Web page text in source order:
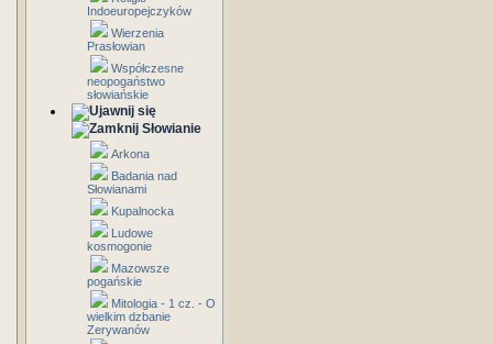
Indoeuropejczyków
Wierzenia
Prasłowian
Współczesne
neopogaństwo
słowiańskie
Słowianie
Arkona
Badania nad
Słowianami
Kupalnocka
Ludowe
kosmogonie
Mazowsze
pogańskie
Mitologia - 1 cz. - O
wielkim dzbanie
Zerywanów